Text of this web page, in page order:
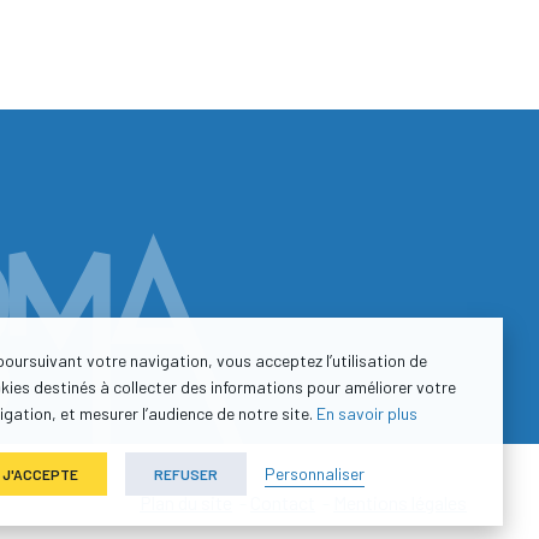
Plan du site-
votre navigation, vous acceptez l’utilisation de
destinés à collecter des informations pour améliorer votre
et mesurer l’audience de notre site. En savoir plus
J'ACCEPTE REFUSER Personnaliser